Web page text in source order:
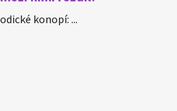
konopí: ...